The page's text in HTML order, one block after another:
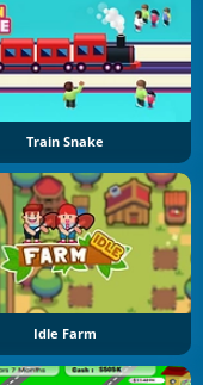
Train Snake
Idle Farm